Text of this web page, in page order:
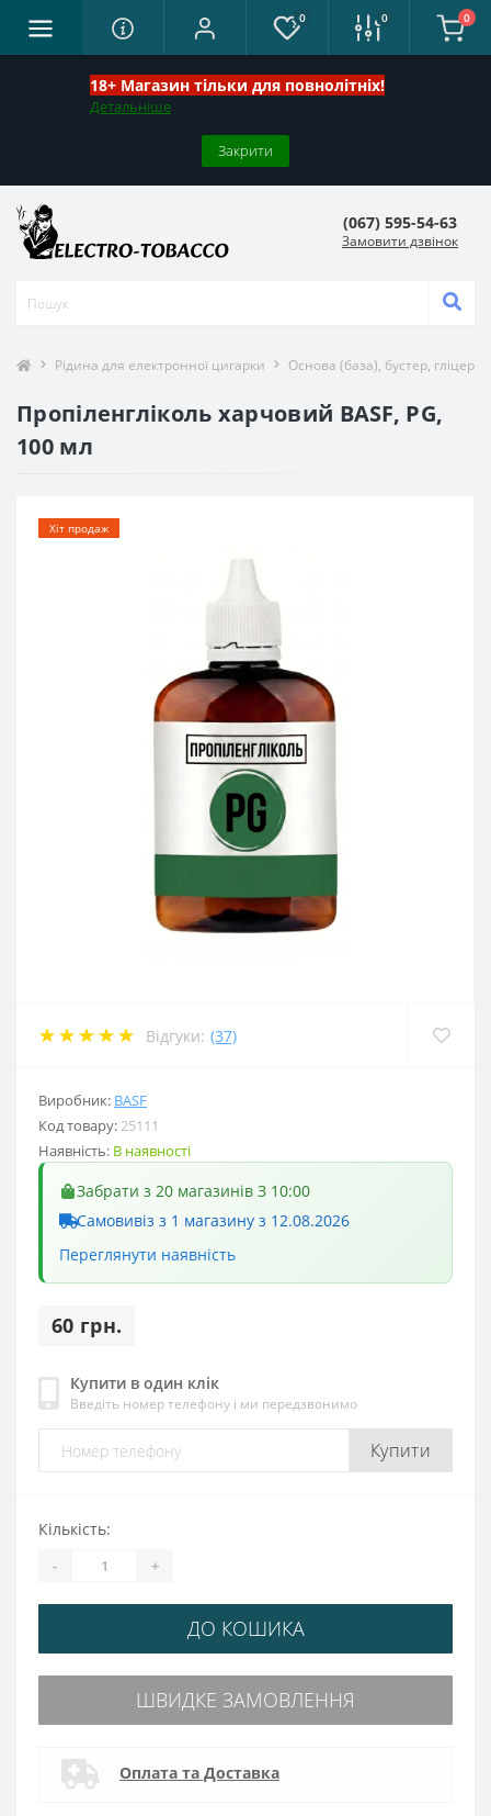
18+ Магазин тільки для повнолітніх!
Детальніше
Закрити
0 0 0
(067) 595-54-63
Замовити дзвінок
Рідина для електронної цигарки Основа (база), бустер, гліцерин
Пропіленгліколь харчовий BASF, PG,
100 мл
Хіт продаж
Відгуки: (37)
Виробник: BASF
Код товару:25111
Наявність: В наявності
Забрати з 20 магазинів З 10:00
Самовивіз з 1 магазину з 12.08.2026
Переглянути наявність
60 грн.
Купити в один клік
Введіть номер телефону і ми передзвонимо
Купити
Кількість:
- +
ДО КОШИКА
ШВИДКЕ ЗАМОВЛЕННЯ
Оплата та Доставка